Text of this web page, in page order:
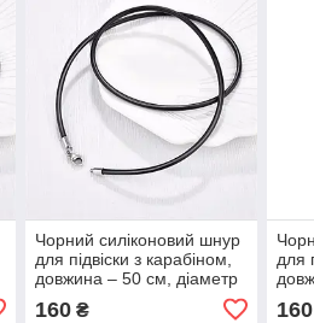
Чорний силіконовий шнур
для підвіски з карабіном,
довжина – 50 см, діаметр
160₴
для
160